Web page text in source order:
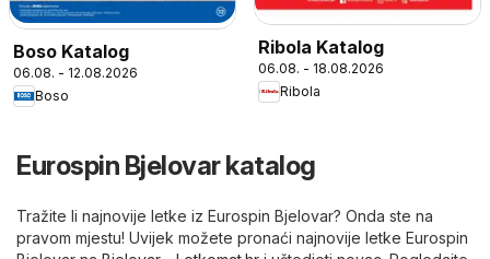
Boso Katalog
06.08. - 12.08.2026
Boso
Ribola Katalog
06.08. - 18.08.2026
Ribola
Eurospin Bjelovar katalog
Tražite li najnovije letke iz Eurospin Bjelovar? Onda ste na
pravom mjestu! Uvijek možete pronaći najnovije letke Eurospin